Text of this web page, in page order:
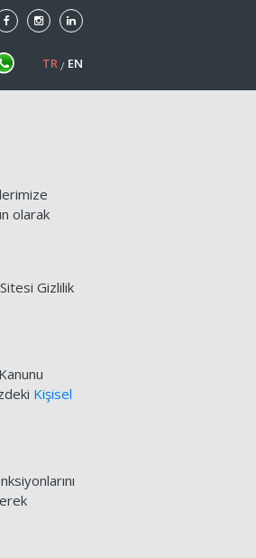
TR/ EN
olarak
Gizlilik
Kişisel